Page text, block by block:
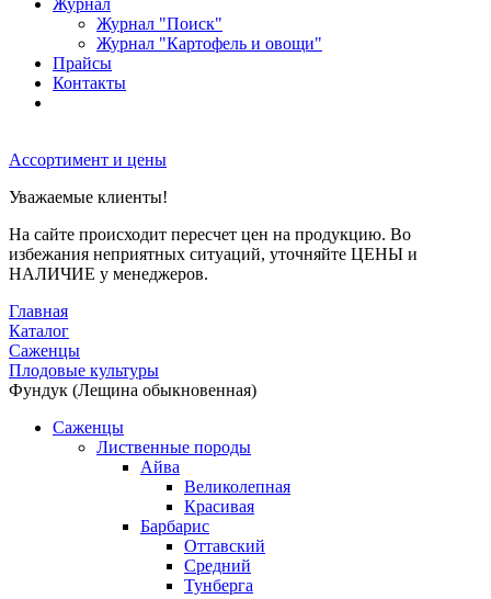
Журнал "Поиск"
Журнал "Картофель и овощи"
Прайсы
Контакты
Ассортимент и цены
Уважаемые клиенты!
На сайте происходит пересчет цен на продукцию. Во
избежания неприятных ситуаций, уточняйте ЦЕНЫ и
НАЛИЧИЕ у менеджеров.
Главная
Каталог
Саженцы
Плодовые культуры
Фундук (Лещина обыкновенная)
Саженцы
Лиственные породы
Айва
Великолепная
Красивая
Барбарис
Оттавский
Средний
Тунберга